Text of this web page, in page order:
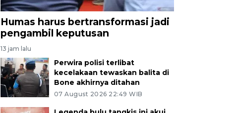
Humas harus bertransformasi jadi
pengambil keputusan
13 jam lalu
Perwira polisi terlibat
kecelakaan tewaskan balita di
Bone akhirnya ditahan
07 August 2026 22:49 WIB